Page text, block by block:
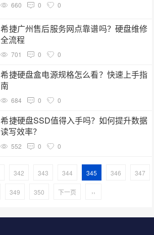
660 0 0
希捷广州售后服务网点靠谱吗？硬盘维修
全流程
701 0 0
希捷硬盘盒电源规格怎么看？快速上手指
南
684 0 0
希捷硬盘SSD值得入手吗？如何提升数据
读写效率？
552 0 0
342 343 344 345 346 347
349 350 下一页 ››